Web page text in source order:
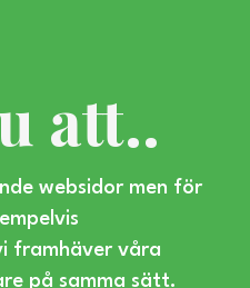
att..
websidor men för
framhäver våra
på samma sätt.